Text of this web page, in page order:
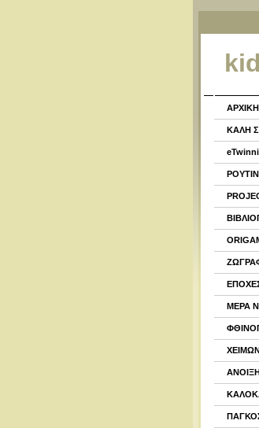
ΚΑΛΗ
ΜΕΡΑ